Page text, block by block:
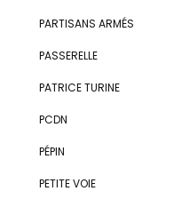
PARTISANS ARMÉS
PASSERELLE
PATRICE TURINE
PCDN
PÉPIN
PETITE VOIE